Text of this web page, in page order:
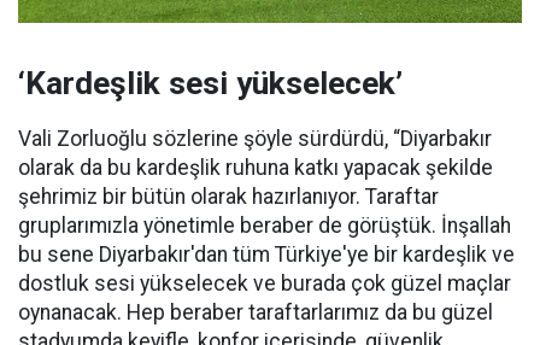
‘Kardeşlik sesi yükselecek’
Vali Zorluoğlu sözlerine şöyle sürdürdü, “Diyarbakır
olarak da bu kardeşlik ruhuna katkı yapacak şekilde
şehrimiz bir bütün olarak hazırlanıyor. Taraftar
gruplarımızla yönetimle beraber de görüştük. İnşallah
bu sene Diyarbakır'dan tüm Türkiye'ye bir kardeşlik ve
dostluk sesi yükselecek ve burada çok güzel maçlar
oynanacak. Hep beraber taraftarlarımız da bu güzel